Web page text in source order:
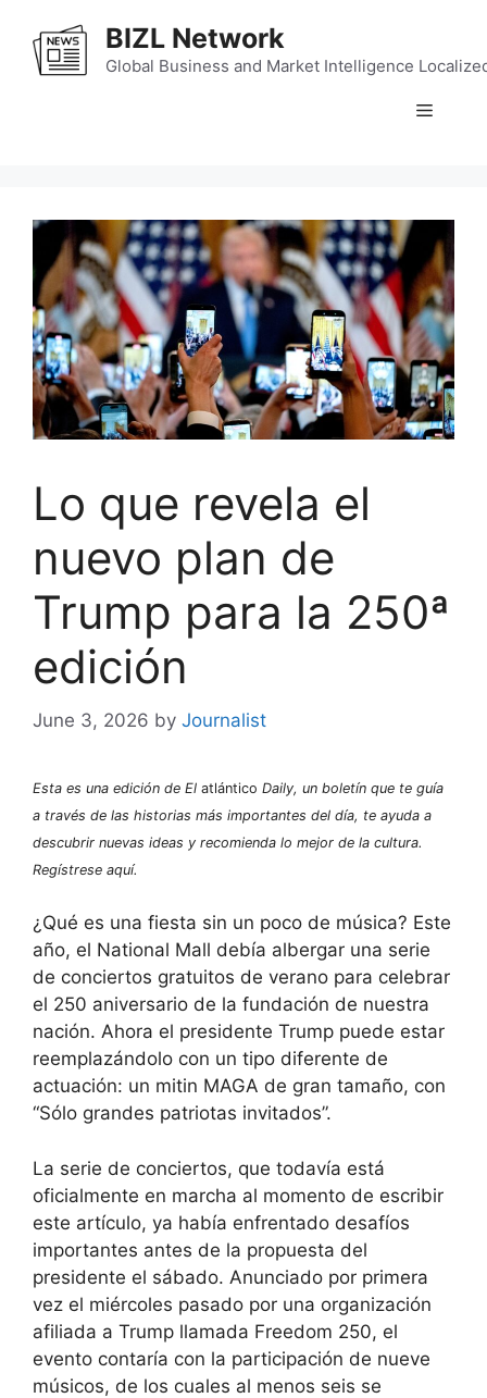
content
BIZL Network
Global Business and Market Intelligence
Menu
Lo que revela el
nuevo plan de
Trump para la 250ª
edición
June 3, 2026 by Journalist
Esta es una edición de El atlántico Daily, un boletín que te guía
a través de las historias más importantes del día, te ayuda a
descubrir nuevas ideas y recomienda lo mejor de la cultura.
Regístrese aquí.
¿Qué es una fiesta sin un poco de música? Este
año, el National Mall debía albergar una serie
de conciertos gratuitos de verano para celebrar
el 250 aniversario de la fundación de nuestra
nación. Ahora el presidente Trump puede estar
reemplazándolo con un tipo diferente de
actuación: un mitin MAGA de gran tamaño, con
“Sólo grandes patriotas invitados”.
La serie de conciertos, que todavía está
oficialmente en marcha al momento de escribir
este artículo, ya había enfrentado desafíos
importantes antes de la propuesta del
presidente el sábado. Anunciado por primera
vez el miércoles pasado por una organización
afiliada a Trump llamada Freedom 250, el
evento contaría con la participación de nueve
músicos, de los cuales al menos seis se